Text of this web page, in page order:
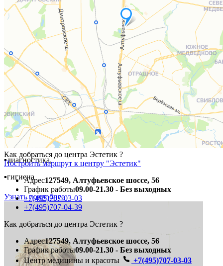
Лечите зубы со скидкой!
Только для первичных пациентов!
🎯 -25% на всё:
▪️удаление,
▪️лечение,
▪️импланты,
▪️диагностика,
▪️гигиена
Узнать подробнее
Как добраться до центра Эстетик ?
Построить маршрут к центру "Эстетик"
Адрес127549, Алтуфьевское шоссе, 56
График работы09.00-21.30 - Без выходных
+7(495)707-03-03
+7(495)707-04-39
Как добраться до центра Эстетик ?
Адрес127549, Алтуфьевское шоссе, 56
График работы09.00-21.30 - Без выходных
Центр медицины и красоты
+7(495)707-03-03